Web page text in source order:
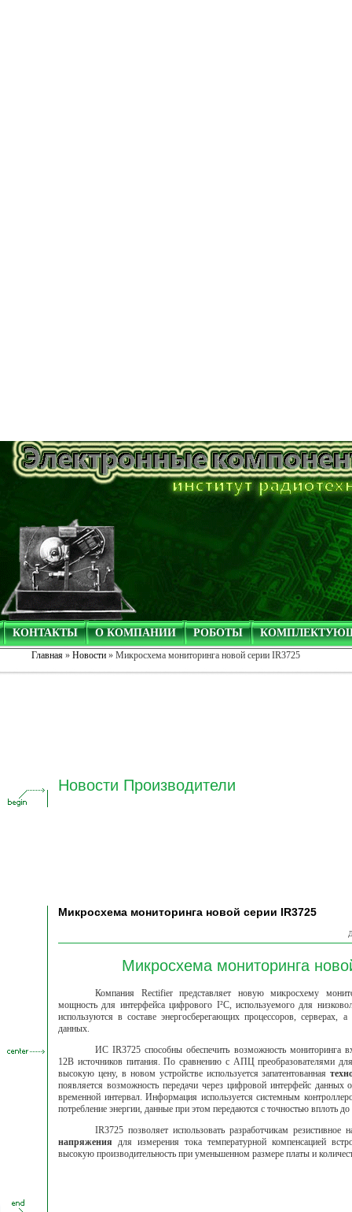
КОНТАКТЫ О КОМПАНИИ РОБОТЫ
Главная » Новости » Микросхема мониторинга новой серии IR3725
Новости Производители
Микросхема мониторинга новой серии IR3725
Микросхема мониторинга
Компания Rectifierпредставляет новую микросхему
мощность для интерфейса цифрового I²C, используемого для
используются в составе энергосберегающих процессоров, серверах,
данных.
ИС IR3725 способны обеспечить возможность мониторинга
12В источников питания. По сравнению с АПЦпреобразователями
высокую цену, в новом устройстве используется запатентованная
появляется возможность передачи через цифровой интерфейс
временной интервал. Информация используется системным
потребление энергии, данные при этом передаются с точностью вплоть
IR3725 позволяет использовать разработчикам резистивное
напряжения для измерения тока температурной компенсацией
высокую производительность при уменьшенном размере платы и